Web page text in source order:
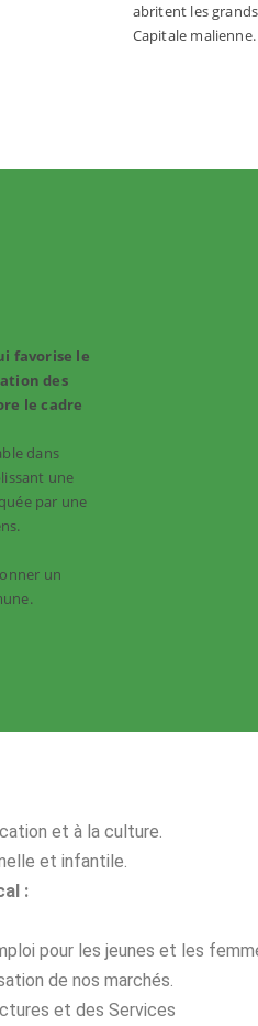
abritent les
Capitale malienne.
favorise le
des
le cadre
dans
une
par une
un
et à la culture.
et infantile.
:
pour les jeunes et les
de nos marchés.
et des Services